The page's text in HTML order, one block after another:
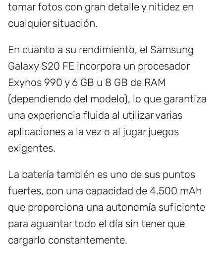
tomar fotos con gran detalle y nitidez en
cualquier situación.
En cuanto a su rendimiento, el Samsung
Galaxy S20 FE incorpora un procesador
Exynos 990 y 6 GB u 8 GB de RAM
(dependiendo del modelo), lo que garantiza
una experiencia fluida al utilizar varias
aplicaciones a la vez o al jugar juegos
exigentes.
La batería también es uno de sus puntos
fuertes, con una capacidad de 4.500 mAh
que proporciona una autonomía suficiente
para aguantar todo el día sin tener que
cargarlo constantemente.